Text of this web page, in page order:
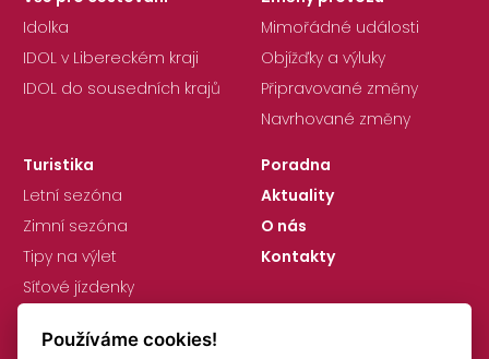
Idolka
IDOL v Libereckém kraji
IDOL do sousedních krajů
Mimořádné události
Objížďky a výluky
Připravované změny
Navrhované změny
Turistika
Letní sezóna
Zimní sezóna
Tipy na výlet
Síťové jízdenky
Poradna
Aktuality
O nás
Kontakty
Používáme cookies!